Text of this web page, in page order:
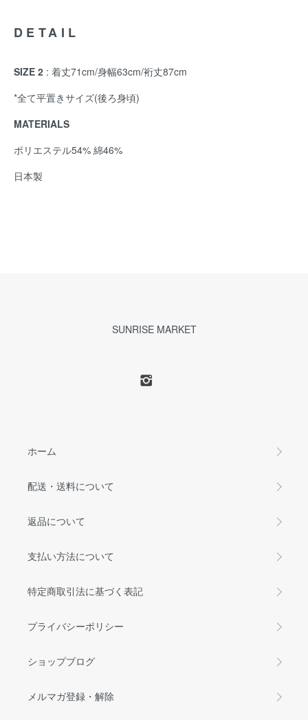
DETAIL
SIZE 2 : 着丈71cm/身幅63cm/裄丈87cm
*全て平置きサイズ(後ろ身頃)
MATERIALS
ポリエステル54% 綿46%
日本製
SUNRISE MARKET
ホーム
配送・送料について
返品について
支払い方法について
特定商取引法に基づく表記
プライバシーポリシー
ショップブログ
メルマガ登録・解除